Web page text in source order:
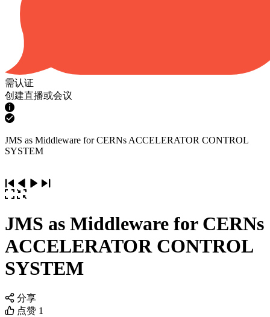
需认证
创建直播或会议
JMS as Middleware for CERNs ACCELERATOR CONTROL
SYSTEM
JMS as Middleware for CERNs
ACCELERATOR CONTROL
SYSTEM
分享
点赞 1